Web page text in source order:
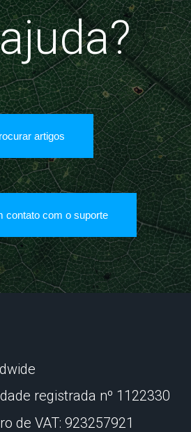
artigos
contato com o suporte
registrada nº 1122330
de VAT: 923257921